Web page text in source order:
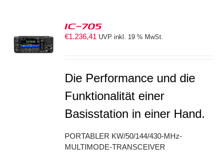
IC-705
€1.236,41 UVP inkl. 19 % MwSt.
Die Performance und die
Funktionalität einer
Basisstation in einer Hand.
PORTABLER KW/50/144/430-MHz-
MULTIMODE-TRANSCEIVER